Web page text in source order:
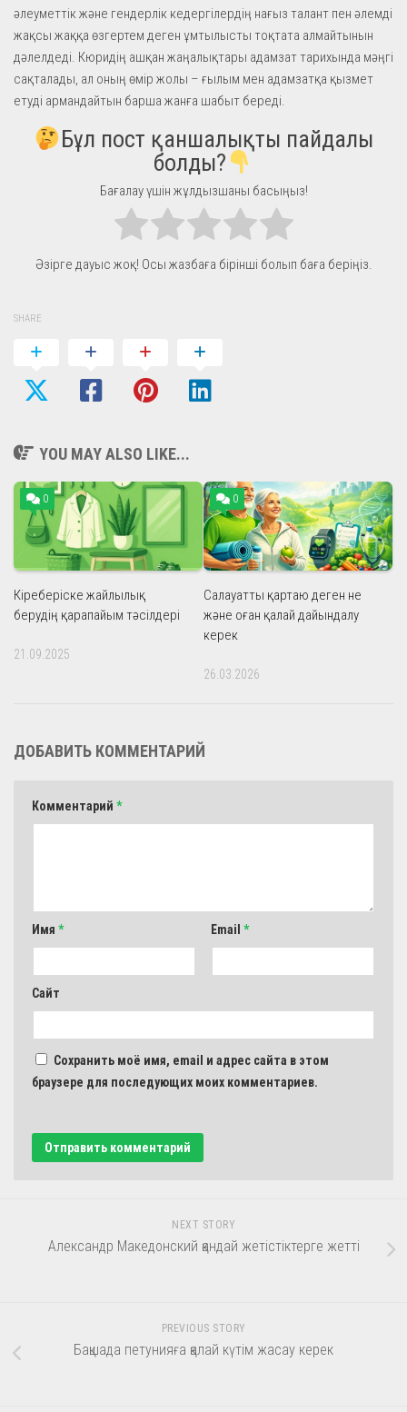
әлеуметтік және гендерлік кедергілердің нағыз талант пен әлемді
жақсы жаққа өзгертем деген ұмтылысты тоқтата алмайтынын
дәлелдеді. Кюридің ашқан жаңалықтары адамзат тарихында мәңгі
сақталады, ал оның өмір жолы – ғылым мен адамзатқа қызмет
етуді армандайтын барша жанға шабыт береді.
Бұл пост қаншалықты пайдалы
болды?
Бағалау үшін жұлдызшаны басыңыз!
Әзірге дауыс жоқ! Осы жазбаға бірінші болып баға беріңіз.
SHARE
YOU MAY ALSO LIKE...
0
Кіреберіске жайлылық
берудің қарапайым тәсілдері
21.09.2025
0
Салауатты қартаю деген не
және оған қалай дайындалу
керек
26.03.2026
ДОБАВИТЬ КОММЕНТАРИЙ
Комментарий *
Имя * Email *
Сайт
Сохранить моё имя, email и адрес сайта в этом
браузере для последующих моих комментариев.
NEXT STORY
Александр Македонский қандай жетістіктерге жетті
PREVIOUS STORY
Бақшада петунияға қалай күтім жасау керек